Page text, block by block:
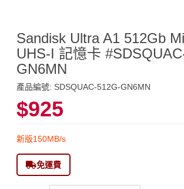
Sandisk Ultra A1 512Gb
UHS-I 記憶卡
GN6MN
產品編號: SDSQUAC-512G-GN6MN
$925
新版150MB/s
免運費